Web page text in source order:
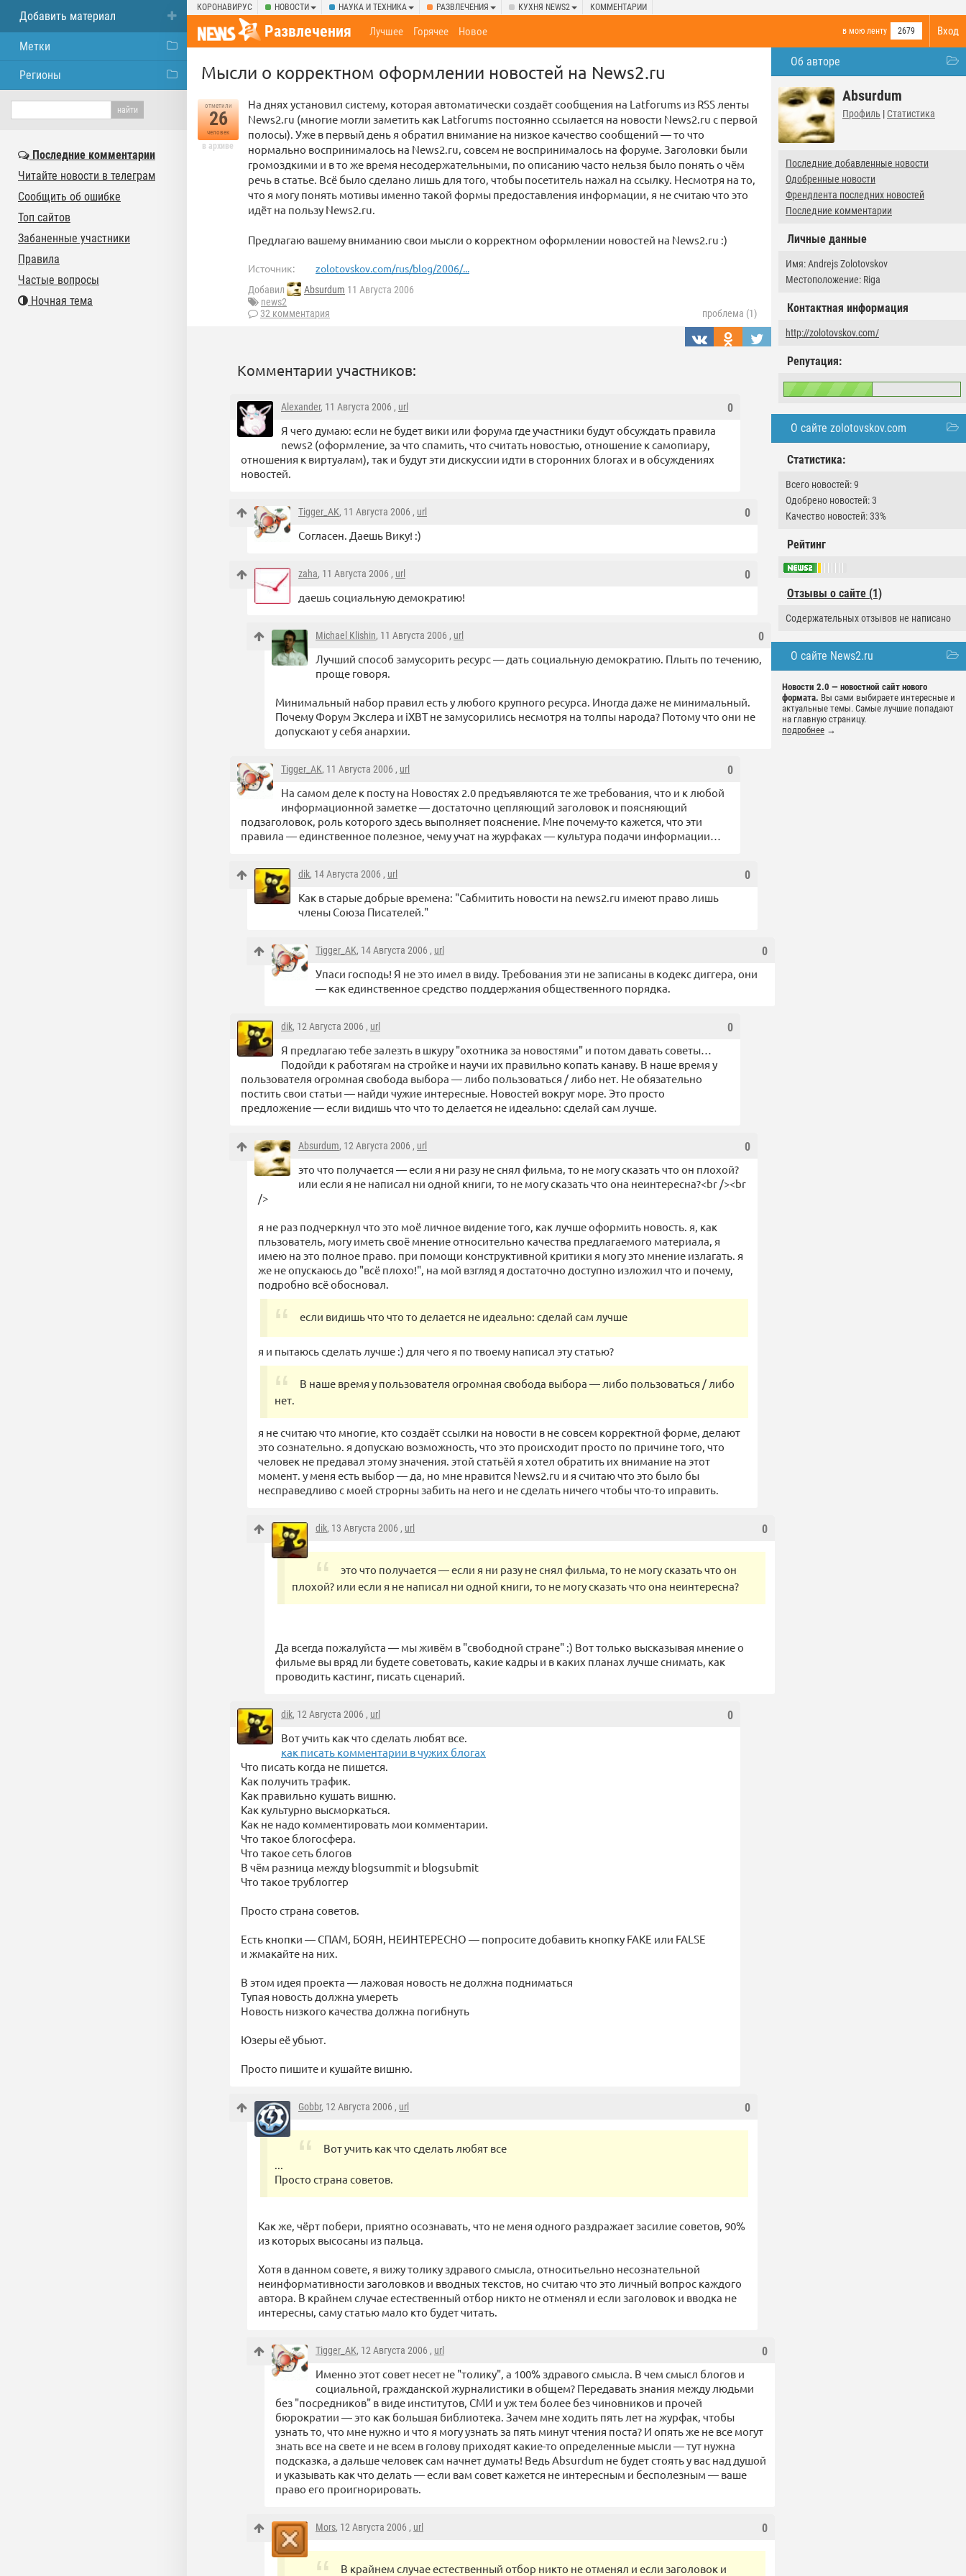
КОРОНАВИРУС НОВОСТИ НАУКА И ТЕХНИКА РАЗВЛЕЧЕНИЯ КУХНЯ NEWS2 КОММЕНТАРИИ
Вход
Развлечения в мою ленту 2679
Лучшее Горячее Новое
Об авторе
Absurdum
Профиль | Статистика
Последние добавленные новости
Одобренные новости
Френдлента последних новостей
Последние комментарии
Личные данные
Имя: Andrejs Zolotovskov
Местоположение: Riga
Контактная информация
http://zolotovskov.com/
Репутация:
О сайте zolotovskov.com
Статистика:
Всего новостей: 9
Одобрено новостей: 3
Качество новостей: 33%
Рейтинг
Отзывы о сайте (1)
Содержательных отзывов не написано
О сайте News2.ru
Новости 2.0 — новостной сайт нового
формата. Вы сами выбираете интересные и
актуальные темы. Самые лучшие попадают
на главную страницу.
подробнее →
Мысли о корректном оформлении новостей на News2.ru
отметили
26
человек
в архиве
На днях установил систему, которая автоматически создаёт сообщения на Latforums из RSS ленты
News2.ru (многие могли заметить как Latforums постоянно ссылается на новости News2.ru с первой
полосы). Уже в первый день я обратил внимание на низкое качество сообщений — то что
нормально воспринималось на News2.ru, совсем не воспринималось на форуме. Заголовки были
громоздкими и в то же время несодержательными, по описанию часто нельзя было понять о чём
речь в статье. Всё было сделано лишь для того, чтобы посетитель нажал на ссылку. Несмотря на то,
что я могу понять мотивы именно такой формы предоставления информации, я не считаю что это
идёт на пользу News2.ru.
Предлагаю вашему вниманию свои мысли о корректном оформлении новостей на News2.ru :)
Источник: zolotovskov.com/rus/blog/2006/...
Добавил Absurdum 11 Августа 2006
news2
32 комментария
проблема (1)
Комментарии участников:
0
Alexander, 11 Августа 2006 , url
Я чего думаю: если не будет вики или форума где участники будут обсуждать правила
news2 (оформление, за что спамить, что считать новостью, отношение к самопиару,
отношения к виртуалам), так и будут эти дискуссии идти в сторонних блогах и в обсуждениях
новостей.
0
Tigger_AK, 11 Августа 2006 , url
Согласен. Даешь Вику! :)
0
zaha, 11 Августа 2006 , url
даешь социальную демократию!
0
Michael Klishin, 11 Августа 2006 , url
Лучший способ замусорить ресурс — дать социальную демократию. Плыть по течению,
проще говоря.
Минимальный набор правил есть у любого крупного ресурса. Иногда даже не минимальный.
Почему Форум Экслера и iXBT не замусорились несмотря на толпы народа? Потому что они не
допускают у себя анархии.
0
Tigger_AK, 11 Августа 2006 , url
На самом деле к посту на Новостях 2.0 предъявляются те же требования, что и к любой
информационной заметке — достаточно цепляющий заголовок и поясняющий
подзаголовок, роль которого здесь выполняет пояснение. Мне почему-то кажется, что эти
правила — единственное полезное, чему учат на журфаках — культура подачи информации…
0
dik, 14 Августа 2006 , url
Как в старые добрые времена: "Сабмитить новости на news2.ru имеют право лишь
члены Союза Писателей."
0
Tigger_AK, 14 Августа 2006 , url
Упаси господь! Я не это имел в виду. Требования эти не записаны в кодекс диггера, они
— как единственное средство поддержания общественного порядка.
0
dik, 12 Августа 2006 , url
Я предлагаю тебе залезть в шкуру "охотника за новостями" и потом давать советы…
Подойди к работягам на стройке и научи их правильно копать канаву. В наше время у
пользователя огромная свобода выбора — либо пользоваться / либо нет. Не обязательно
постить свои статьи — найди чужие интересные. Новостей вокруг море. Это просто
предложение — если видишь что что то делается не идеально: сделай сам лучше.
0
Absurdum, 12 Августа 2006 , url
это что получается — если я ни разу не снял фильма, то не могу сказать что он плохой?
или если я не написал ни одной книги, то не могу сказать что она неинтересна?<br /><br
/>
я не раз подчеркнул что это моё личное видение того, как лучше оформить новость. я, как
пльзователь, могу иметь своё мнение относительно качества предлагаемого материала, я
имею на это полное право. при помощи конструктивной критики я могу это мнение излагать. я
же не опускаюсь до "всё плохо!", на мой взгляд я достаточно доступно изложил что и почему,
подробно всё обосновал.
если видишь что что то делается не идеально: сделай сам лучше
я и пытаюсь сделать лучше :) для чего я по твоему написал эту статью?
В наше время у пользователя огромная свобода выбора — либо пользоваться / либо
нет.
я не считаю что многие, кто создаёт ссылки на новости в не совсем корректной форме, делают
это сознательно. я допускаю возможность, что это происходит просто по причине того, что
человек не предавал этому значения. этой статьёй я хотел обратить их внимание на этот
момент. у меня есть выбор — да, но мне нравится News2.ru и я считаю что это было бы
несправедливо с моей строрны забить на него и не сделать ничего чтобы что-то иправить.
0
dik, 13 Августа 2006 , url
это что получается — если я ни разу не снял фильма, то не могу сказать что он
плохой? или если я не написал ни одной книги, то не могу сказать что она неинтересна?
Да всегда пожалуйста — мы живём в "свободной стране" :) Вот только высказывая мнение о
фильме вы вряд ли будете советовать, какие кадры и в каких планах лучше снимать, как
проводить кастинг, писать сценарий.
0
dik, 12 Августа 2006 , url
Вот учить как что сделать любят все.
как писать комментарии в чужих блогах
Что писать когда не пишется.
Как получить трафик.
Как правильно кушать вишню.
Как культурно высморкаться.
Как не надо комментировать мои комментарии.
Что такое блогосфера.
Что такое сеть блогов
В чём разница между blogsummit и blogsubmit
Что такое трублоггер
Просто страна советов.
Есть кнопки — СПАМ, БОЯН, НЕИНТЕРЕСНО — попросите добавить кнопку FAKE или FALSE
и жмакайте на них.
В этом идея проекта — лажовая новость не должна подниматься
Тупая новость должна умереть
Новость низкого качества должна погибнуть
Юзеры её убьют.
Просто пишите и кушайте вишню.
0
Gobbr, 12 Августа 2006 , url
Вот учить как что сделать любят все
...
Просто страна советов.
Как же, чёрт побери, приятно осознавать, что не меня одного раздражает засилие советов, 90%
из которых высосаны из пальца.
Хотя в данном совете, я вижу толику здравого смысла, относитьельно несознательной
неинформативности заголовков и вводных текстов, но считаю что это личный вопрос каждого
автора. В крайнем случае естественный отбор никто не отменял и если заголовок и вводка не
интересны, саму статью мало кто будет читать.
0
Tigger_AK, 12 Августа 2006 , url
Именно этот совет несет не "толику", а 100% здравого смысла. В чем смысл блогов и
социальной, гражданской журналистики в общем? Передавать знания между людьми
без "посредников" в виде институтов, СМИ и уж тем более без чиновников и прочей
бюрократии — это как большая библиотека. Зачем мне ходить пять лет на журфак, чтобы
узнать то, что мне нужно и что я могу узнать за пять минут чтения поста? И опять же не все могут
знать все на свете и не всем в голову приходят какие-то определенные мысли — тут нужна
подсказка, а дальше человек сам начнет думать! Ведь Absurdum не будет стоять у вас над душой
и указывать как что делать — если вам совет кажется не интересным и бесполезным — ваше
право его проигнорировать.
0
Mors, 12 Августа 2006 , url
В крайнем случае естественный отбор никто не отменял и если заголовок и
Добавить материал
Метки
Регионы
Последние комментарии
Читайте новости в телеграм
Сообщить об ошибке
Топ сайтов
Забаненные участники
Правила
Частые вопросы
Ночная тема